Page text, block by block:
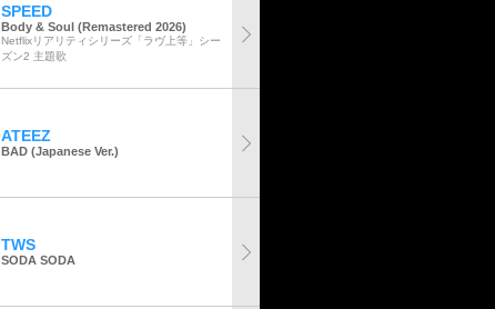
SPEED
Body & Soul (Remastered 2026)
Netflixリアリティシリーズ「ラヴ上等」シー
ズン2 主題歌
ATEEZ
BAD (Japanese Ver.)
TWS
SODA SODA